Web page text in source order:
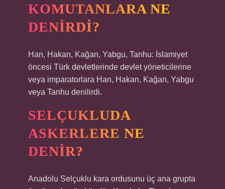
KOMUTANLARA NE
DENIRDI?
Han, Hakan, Kağan, Yabgu, Tanhu: İslamiyet
öncesi Türk devletlerinde devlet yöneticilerine
veya imparatorlara Han, Hakan, Kağan, Yabgu
veya Tanhu denilirdi.
SELÇUKLUDA
ASKERLERE NE
DENIR?
Anadolu Selçuklu kara ordusunu üç ana grupta